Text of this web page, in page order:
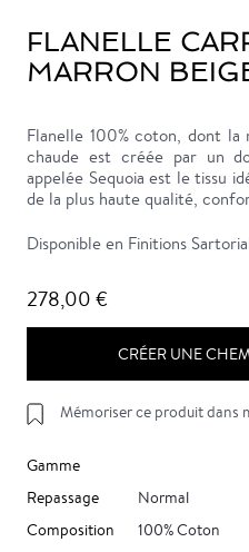
FLANELLE
MARRON
Flanelle 100% coton, dont
chaude est créée par un
appelée Sequoia est le tissu
de la plus haute qualité,
Disponible en Finitions
278,00 €
CRÉER UNE
Mémoriser ce produit dans
Gamme
Repassage
Normal
Composition
100% Coton